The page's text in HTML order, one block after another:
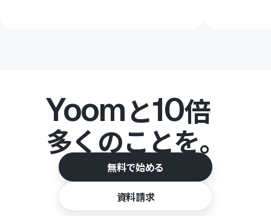
Yoomと10倍
多くのことを。
無料で始める
資料請求